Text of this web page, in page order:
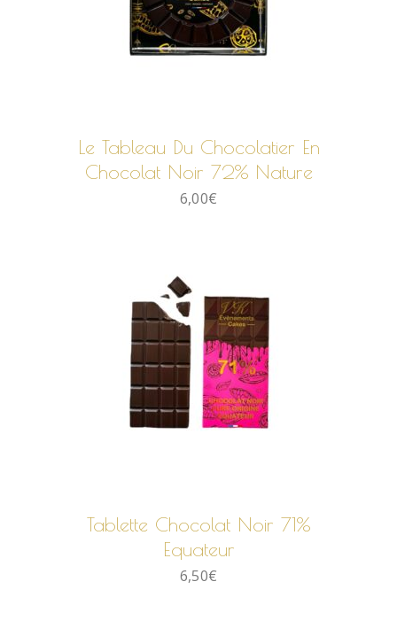
Le Tableau Du Chocolatier En
Chocolat Noir 72% Nature
6,00€
Tablette Chocolat Noir 71%
Equateur
6,50€